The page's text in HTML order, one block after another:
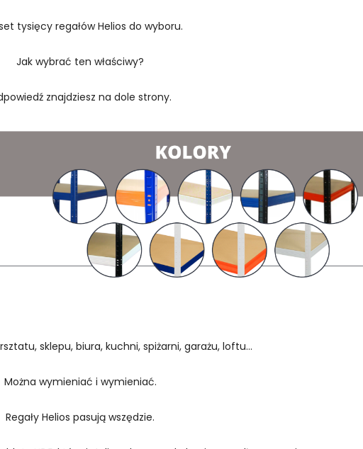
tysięcy regałów Helios do wyboru.
Jak wybrać ten właściwy?
znajdziesz na dole strony.
sklepu, biura, kuchni, spiżarni, garażu, loftu...
Można wymieniać i wymieniać.
Regały Helios pasują wszędzie.